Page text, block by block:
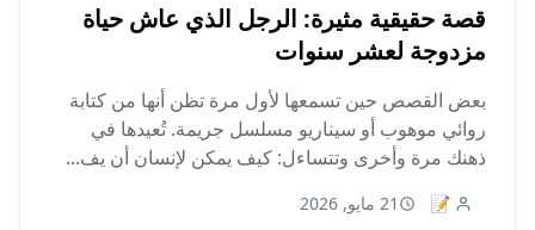
قصة حقيقية مثيرة: الرجل الذي عاش حياة
مزدوجة لعشر سنوات
بعض القصص حين تسمعها لأول مرة تظن أنها من كتابة
روائي موهوب أو سيناريو مسلسل جريمة. تُعيدها في
ذهنك مرة وأخرى وتتساءل: كيف يمكن لإنسان أن يف...
📝 21 مايو, 2026